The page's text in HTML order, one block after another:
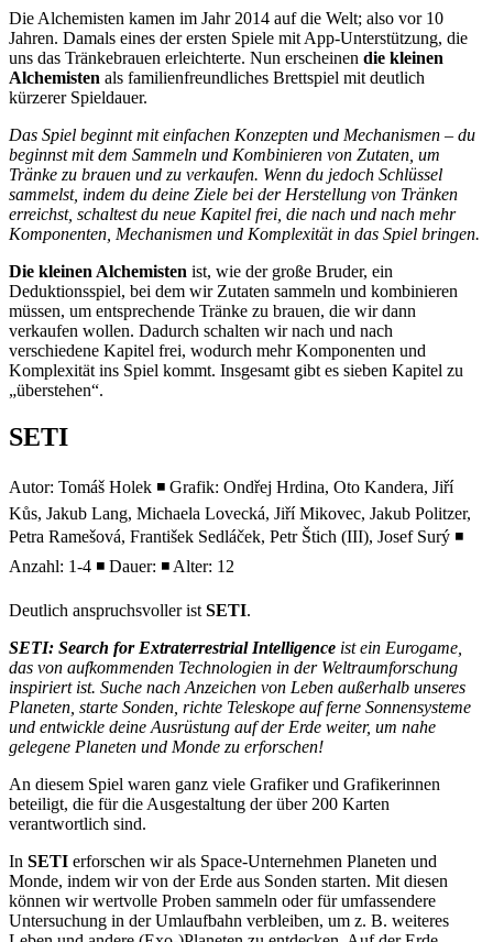
Die Alchemisten kamen im Jahr 2014 auf die Welt; also vor 10
Jahren. Damals eines der ersten Spiele mit App-Unterstützung, die
uns das Tränkebrauen erleichterte. Nun erscheinen die kleinen
Alchemisten als familienfreundliches Brettspiel mit deutlich
kürzerer Spieldauer.
Das Spiel beginnt mit einfachen Konzepten und Mechanismen – du
beginnst mit dem Sammeln und Kombinieren von Zutaten, um
Tränke zu brauen und zu verkaufen. Wenn du jedoch Schlüssel
sammelst, indem du deine Ziele bei der Herstellung von Tränken
erreichst, schaltest du neue Kapitel frei, die nach und nach mehr
Komponenten, Mechanismen und Komplexität in das Spiel bringen.
Die kleinen Alchemisten ist, wie der große Bruder, ein
Deduktionsspiel, bei dem wir Zutaten sammeln und kombinieren
müssen, um entsprechende Tränke zu brauen, die wir dann
verkaufen wollen. Dadurch schalten wir nach und nach
verschiedene Kapitel frei, wodurch mehr Komponenten und
Komplexität ins Spiel kommt. Insgesamt gibt es sieben Kapitel zu
„überstehen“.
SETI
Autor: Tomáš Holek ◾ Grafik: Ondřej Hrdina, Oto Kandera, Jiří
Kůs, Jakub Lang, Michaela Lovecká, Jiří Mikovec, Jakub Politzer,
Petra Ramešová, František Sedláček, Petr Štich (III), Josef Surý ◾
Anzahl: 1-4 ◾ Dauer: ◾ Alter: 12
Deutlich anspruchsvoller ist SETI.
SETI: Search for Extraterrestrial Intelligence ist ein Eurogame,
das von aufkommenden Technologien in der Weltraumforschung
inspiriert ist. Suche nach Anzeichen von Leben außerhalb unseres
Planeten, starte Sonden, richte Teleskope auf ferne Sonnensysteme
und entwickle deine Ausrüstung auf der Erde weiter, um nahe
gelegene Planeten und Monde zu erforschen!
An diesem Spiel waren ganz viele Grafiker und Grafikerinnen
beteiligt, die für die Ausgestaltung der über 200 Karten
verantwortlich sind.
In SETI erforschen wir als Space-Unternehmen Planeten und
Monde, indem wir von der Erde aus Sonden starten. Mit diesen
können wir wertvolle Proben sammeln oder für umfassendere
Untersuchung in der Umlaufbahn verbleiben, um z. B. weiteres